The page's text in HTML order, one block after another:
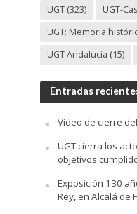
UGT(323) UGT-
UGT: Memoria
UGT Andalucia (15)
Entradas
Video de cierre
UGT cierra los
objetivos
Exposición 130
Rey, en Alcalá de